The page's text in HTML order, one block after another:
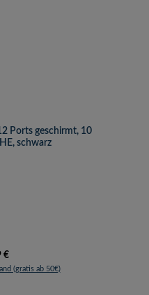
Ports geschirmt, 10
schwarz
Preis:
€
(gratis ab 50€)